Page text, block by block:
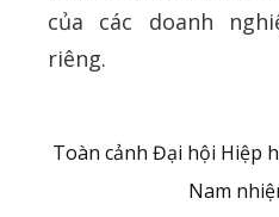
của các doanh
riêng.
Toàn cảnh Đại hội Hiệp
Nam